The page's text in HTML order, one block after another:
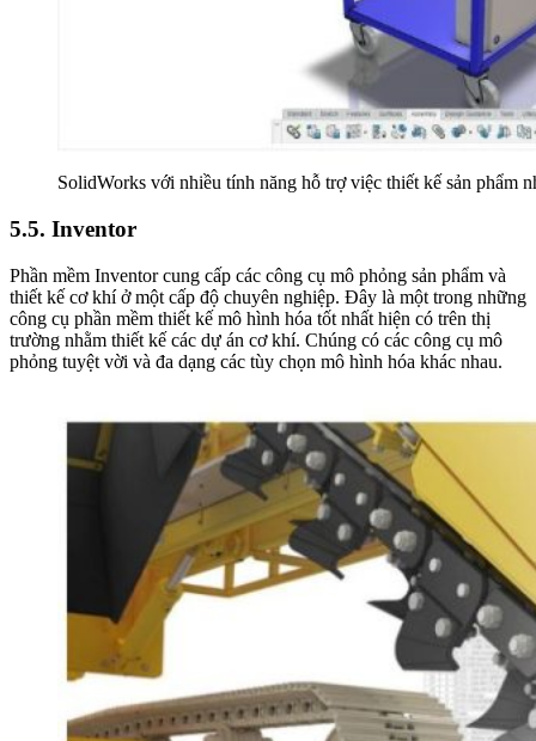
SolidWorks với nhiều tính năng hỗ trợ việc thiết kế sản phẩm
5.5. Inventor
Phần mềm Inventor cung cấp các công cụ mô phỏng sản phẩm và
thiết kế cơ khí ở một cấp độ chuyên nghiệp. Đây là một trong những
công cụ phần mềm thiết kế mô hình hóa tốt nhất hiện có trên thị
trường nhằm thiết kế các dự án cơ khí. Chúng có các công cụ mô
phỏng tuyệt vời và đa dạng các tùy chọn mô hình hóa khác nhau.